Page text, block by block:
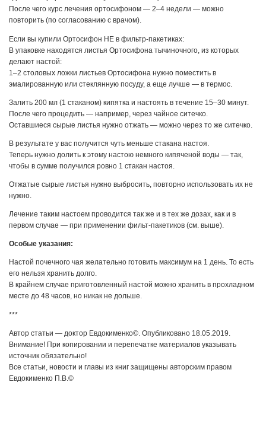
После чего курс лечения ортосифоном — 2–4 недели — можно
повторить (по согласованию с врачом).
Если вы купили Ортосифон НЕ в фильтр-пакетиках:
В упаковке находятся листья Ортосифона тычиночного, из которых
делают настой:
1–2 столовых ложки листьев Ортосифона нужно поместить в
эмалированную или стеклянную посуду, а еще лучше — в термос.
Залить 200 мл (1 стаканом) кипятка и настоять в течение 15–30 минут.
После чего процедить — например, через чайное ситечко.
Оставшиеся сырые листья нужно отжать — можно через то же ситечко.
В результате у вас получится чуть меньше стакана настоя.
Теперь нужно долить к этому настою немного кипяченой воды — так,
чтобы в сумме получился ровно 1 стакан настоя.
Отжатые сырые листья нужно выбросить, повторно использовать их не
нужно.
Лечение таким настоем проводится так же и в тех же дозах, как и в
первом случае — при применении фильт-пакетиков (см. выше).
Особые указания:
Настой почечного чая желательно готовить максимум на 1 день. То есть
его нельзя хранить долго.
В крайнем случае приготовленный настой можно хранить в прохладном
месте до 48 часов, но никак не дольше.
***
Автор статьи — доктор Евдокименко©. Опубликовано 18.05.2019.
Внимание! При копировании и перепечатке материалов указывать
источник обязательно!
Все статьи, новости и главы из книг защищены авторским правом
Евдокименко П.В.©